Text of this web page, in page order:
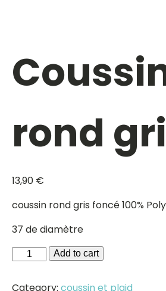
rond
13,90 €
coussin rond gris foncé 100%
37 de diamètre
Coussin
gris
Add to cart
Category: coussin et plaid